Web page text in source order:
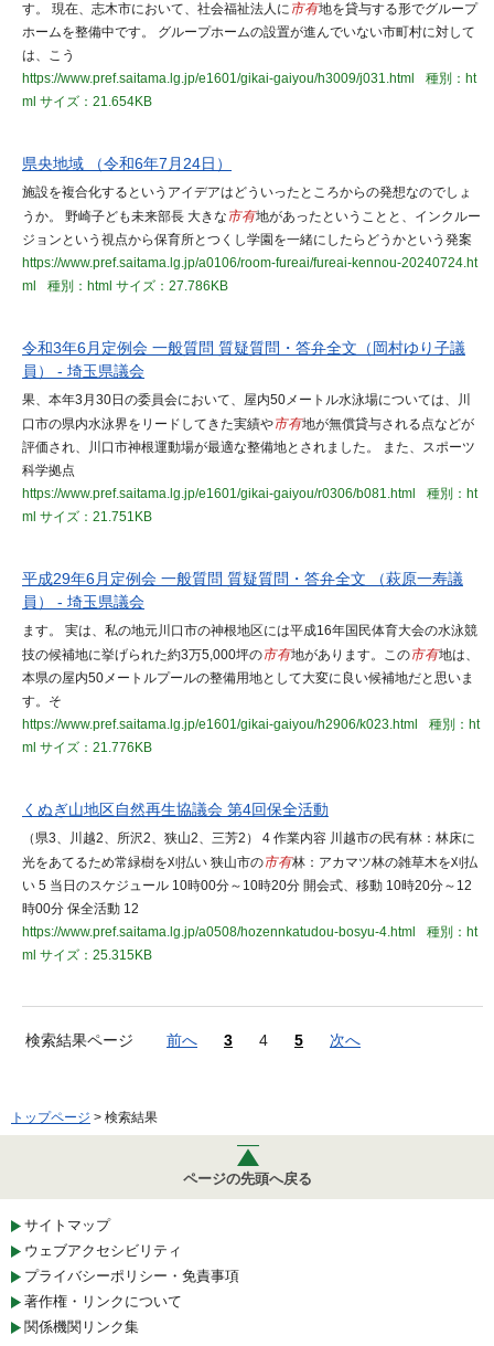
す。 現在、志木市において、社会福祉法人に 市有地を貸与する形でグループ
ホームを整備中です。 グループホームの設置が進んでいない市町村に対して
は、こう
https://www.pref.saitama.lg.jp/e1601/gikai-gaiyou/h3009/j031.html
種別：ht
ml サイズ：21.654KB
県央地域 （令和6年7月24日）
施設を複合化するというアイデアはどういったところからの発想なのでしょ
うか。 野崎子ども未来部長 大きな 市有地があったということと、インクルー
ジョンという視点から保育所とつくし学園を一緒にしたらどうかという発案
https://www.pref.saitama.lg.jp/a0106/room-fureai/fureai-kennou-20240724.ht
ml
種別：html サイズ：27.786KB
令和3年6月定例会 一般質問 質疑質問・答弁全文（岡村ゆり子議
員） - 埼玉県議会
果、本年3月30日の委員会において、屋内50メートル水泳場については、川
口市の県内水泳界をリードしてきた実績や市有地が無償貸与される点などが
評価され、川口市神根運動場が最適な整備地とされました。 また、スポーツ
科学拠点
https://www.pref.saitama.lg.jp/e1601/gikai-gaiyou/r0306/b081.html
種別：ht
ml サイズ：21.751KB
平成29年6月定例会 一般質問 質疑質問・答弁全文 （萩原一寿議
員） - 埼玉県議会
ます。 実は、私の地元川口市の神根地区には平成16年国民体育大会の水泳競
技の候補地に挙げられた約3万5,000坪の市有地があります。この市有地は、
本県の屋内50メートルプールの整備用地として大変に良い候補地だと思いま
す。そ
https://www.pref.saitama.lg.jp/e1601/gikai-gaiyou/h2906/k023.html
種別：ht
ml サイズ：21.776KB
くぬぎ山地区自然再生協議会 第4回保全活動
（県3、川越2、所沢2、狭山2、三芳2） 4 作業内容 川越市の民有林：林床に
光をあてるため常緑樹を刈払い 狭山市の市有林：アカマツ林の雑草木を刈払
い 5 当日のスケジュール 10時00分～10時20分 開会式、移動 10時20分～12
時00分 保全活動 12
https://www.pref.saitama.lg.jp/a0508/hozennkatudou-bosyu-4.html
種別：ht
ml サイズ：25.315KB
検索結果ページ 前へ 3 4 5 次へ
トップページ > 検索結果
ページの先頭へ戻る
サイトマップ
ウェブアクセシビリティ
プライバシーポリシー・免責事項
著作権・リンクについて
関係機関リンク集